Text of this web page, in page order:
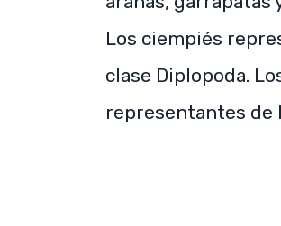
Los ciempiés
clase Diplopoda.
representantes de